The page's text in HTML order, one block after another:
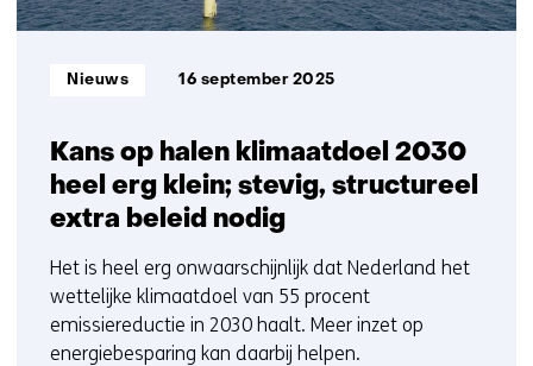
Kans op halen klimaatdoel 2030
heel erg klein; stevig, structureel
extra beleid nodig
Informatietype:
Nieuws 16 september 2025
Het is heel erg onwaarschijnlijk dat Nederland het
wettelijke klimaatdoel van 55 procent
emissiereductie in 2030 haalt. Meer inzet op
energiebesparing kan daarbij helpen.